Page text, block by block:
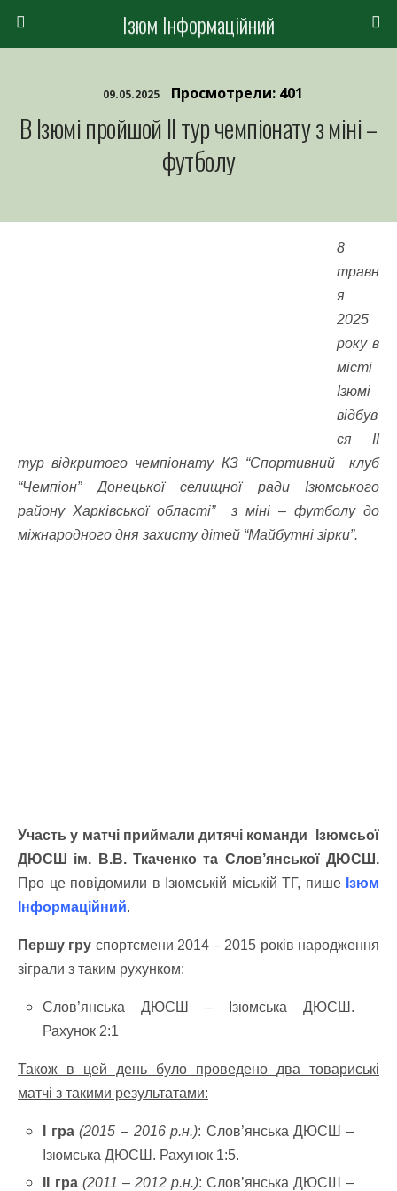
Ізюм Інформаційний
09.05.2025 Просмотрели: 401
В Ізюмі пройшой II тур чемпіонату з міні –
футболу
8
травн
я
2025
року в
місті
Ізюмі
відбув
ся ІІ
тур відкритого чемпіонату КЗ “Спортивний клуб
“Чемпіон” Донецької селищної ради Ізюмського
району Харківської області” з міні – футболу до
міжнародного дня захисту дітей “Майбутні зірки”.
Участь у матчі приймали дитячі команди Ізюмсьої
ДЮСШ ім. В.В. Ткаченко та Слов’янської ДЮСШ.
Про це повідомили в Ізюмській міській ТГ, пише Ізюм
Інформаційний.
Першу гру спортсмени 2014 – 2015 років народження
зіграли з таким рухунком:
Слов’янська ДЮСШ – Ізюмська ДЮСШ.
Рахунок 2:1
Також в цей день було проведено два товариські
матчі з такими результатами:
I гра (2015 – 2016 р.н.): Слов’янська ДЮСШ –
Ізюмська ДЮСШ. Рахунок 1:5.
II гра (2011 – 2012 р.н.): Слов’янська ДЮСШ –